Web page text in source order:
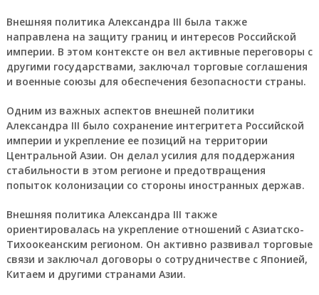
Внешняя политика Александра III была также
направлена на защиту границ и интересов Российской
империи. В этом контексте он вел активные переговоры с
другими государствами, заключал торговые соглашения
и военные союзы для обеспечения безопасности страны.
Одним из важных аспектов внешней политики
Александра III было сохранение интегритета Российской
империи и укрепление ее позиций на территории
Центральной Азии. Он делал усилия для поддержания
стабильности в этом регионе и предотвращения
попыток колонизации со стороны иностранных держав.
Внешняя политика Александра III также
ориентировалась на укрепление отношений с Азиатско-
Тихоокеанским регионом. Он активно развивал торговые
связи и заключал договоры о сотрудничестве с Японией,
Китаем и другими странами Азии.